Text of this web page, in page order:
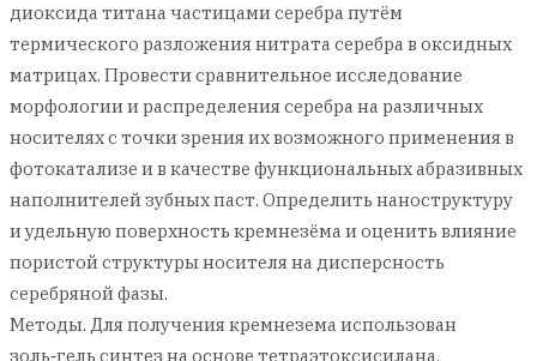
диоксида титана частицами серебра путём
термического разложения нитрата серебра в оксидных
матрицах. Провести сравнительное исследование
морфологии и распределения серебра на различных
носителях с точки зрения их возможного применения в
фотокатализе и в качестве функциональных абразивных
наполнителей зубных паст. Определить наноструктуру
и удельную поверхность кремнезёма и оценить влияние
пористой структуры носителя на дисперсность
серебряной фазы.
Методы. Для получения кремнезема использован
золь‑гель синтез на основе тетраэтоксисилана.